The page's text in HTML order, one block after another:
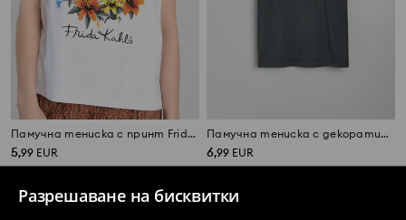
Разрешаване на бисквитки
Памучна тениска с принт Frida Kahlo
5,99 EUR
Памучна тениска с декоративни метални нитове Barbie
6,99 EUR